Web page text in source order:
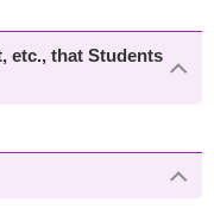
etc., that Students